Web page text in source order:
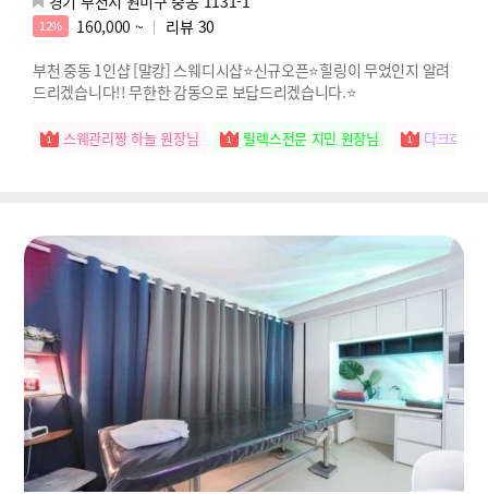
12% 160,000 ~ 리뷰 30
부천 중동 1인샵 [말캉] 스웨디시샵⭐신규오픈⭐힐링이 무었인지 알려
드리겠습니다!! 무한한 감동으로 보답드리겠습니다.⭐
스웨관리짱 하늘 원장님 릴렉스전문 지민 원장님 다크호스